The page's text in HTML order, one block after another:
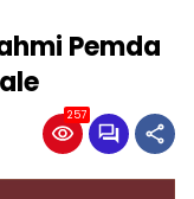
Pemda
257